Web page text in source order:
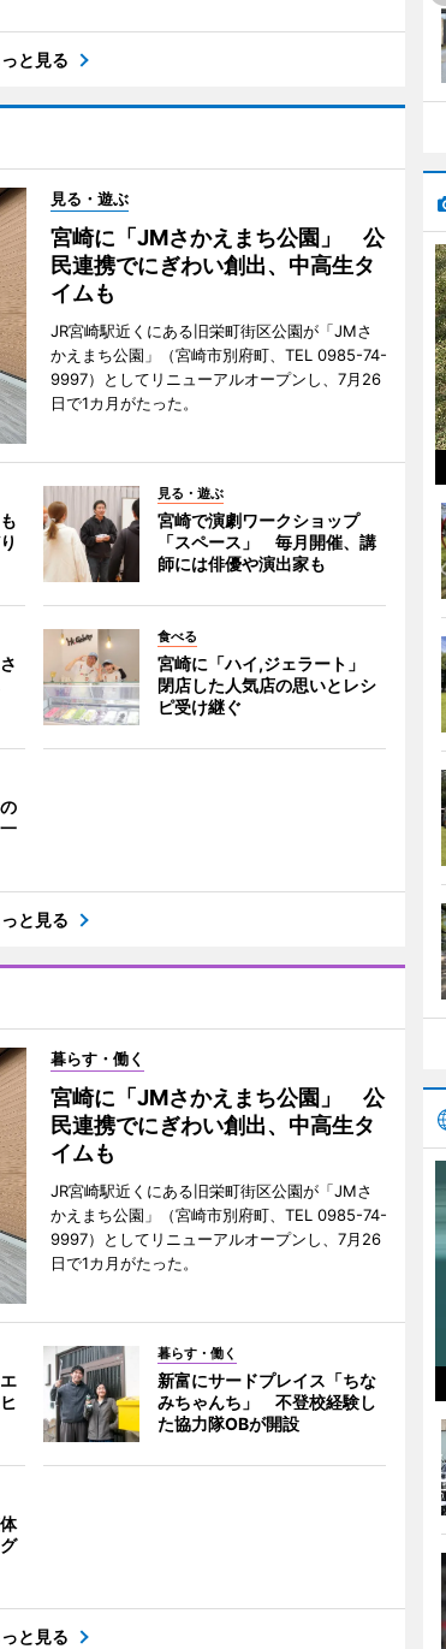
と見る
見る・遊ぶ
宮崎に「JMさかえまち公園」 公
民連携でにぎわい創出、中高生タ
イムも
JR宮崎駅近くにある旧栄町街区公園が「JMさ
かえまち公園」（宮崎市別府町、TEL 0985-74-
9997）としてリニューアルオープンし、7月26
日で1カ月がたった。
見る・遊ぶ
宮崎で演劇ワークショップ
「スペース」 毎月開催、講
師には俳優や演出家も
食べる
宮崎に「ハイ,ジェラート」
閉店した人気店の思いとレシ
ピ受け継ぐ
と見る
暮らす・働く
宮崎に「JMさかえまち公園」 公
民連携でにぎわい創出、中高生タ
イムも
JR宮崎駅近くにある旧栄町街区公園が「JMさ
かえまち公園」（宮崎市別府町、TEL 0985-74-
9997）としてリニューアルオープンし、7月26
日で1カ月がたった。
暮らす・働く
新富にサードプレイス「ちな
みちゃんち」 不登校経験し
た協力隊OBが開設
と見る